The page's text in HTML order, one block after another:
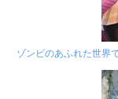
ゾンビのあふれた世界